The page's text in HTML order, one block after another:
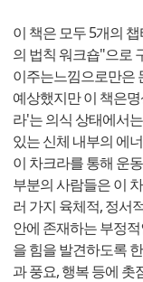
이 책은 모두 5개의
의 법칙 워크숍"으로
이주는느낌으로만은
예상했지만 이 책은
라'는 의식 상태에서
있는 신체 내부의 에
이 차크라를 통해 운
부분의 사람들은 이
러 가지 육체적, 정서
안에 존재하는 부정
을 힘을 발견하도록
과 풍요, 행복 등에 촛